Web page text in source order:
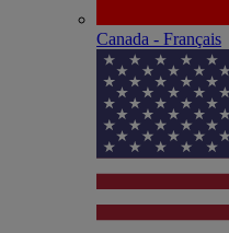
Canada - Français